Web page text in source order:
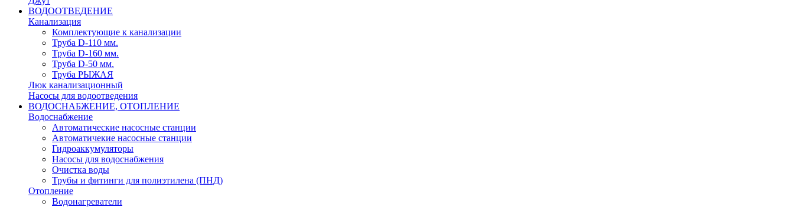
ВОДООТВЕДЕНИЕ
Канализация
Комплектующие к канализации
Труба D-110 мм.
Труба D-160 мм.
Труба D-50 мм.
Труба РЫЖАЯ
Люк канализационный
Насосы для водоотведения
ВОДОСНАБЖЕНИЕ, ОТОПЛЕНИЕ
Водоснабжение
Автоматичеcкие насосные станции
Автоматичекие насосные станции
Гидроаккумуляторы
Насосы для водоснабжения
Очистка воды
Трубы и фитинги для полиэтилена (ПНД)
Отопление
Водонагреватели